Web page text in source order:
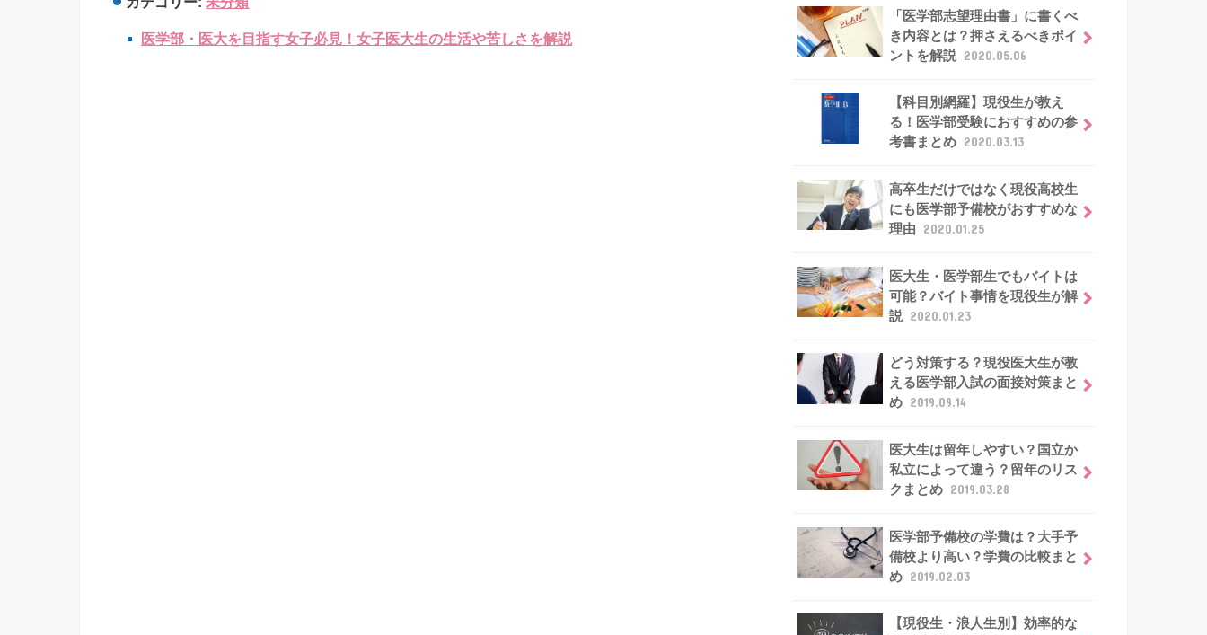
医学部・医大を目指す女子必見！女子医大生の生活や苦しさを解説
「医学部志望理由書」に書くべ
き内容とは？押さえるべきポイ
ントを解説 2020.05.06
【科目別網羅】現役生が教え
る！医学部受験におすすめの参
考書まとめ 2020.03.13
高卒生だけではなく現役高校生
にも医学部予備校がおすすめな
理由
2020.01.25
医大生・医学部生でもバイトは
可能？バイト事情を現役生が解
説 2020.01.23
どう対策する？現役医大生が教
える医学部入試の面接対策まと
め 2019.09.14
医大生は留年しやすい？国立か
私立によって違う？留年のリス
クまとめ 2019.03.28
医学部予備校の学費は？大手予
備校より高い？学費の比較まと
め 2019.02.03
【現役生・浪人生別】効率的な